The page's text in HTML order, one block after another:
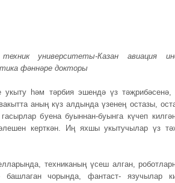
университеты-Казан авиация
фәннәре докторы
укыту һәм тәрбия эшендә үз тәҗрибәсенә,
аның күз алдында үзенең остазы,
буена буыннан-буынга күчеп
керткән. Иң яхшы укытучылар үз
техниканың үсеш алган,
чорында, фантаст- язучылар